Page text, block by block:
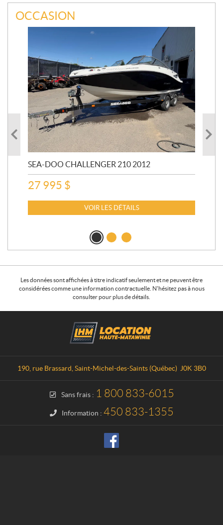
OCCASION
SEA-DOO CHALLENGER 210 2012
27 995 $
VOIR LES DÉTAILS
Les données sont affichées à titre indicatif seulement et ne peuvent être
considérées comme une information contractuelle. N'hésitez pas à nous
consulter pour plus de détails.
190, rue Brassard Saint-Michel-des-Saints(Québec) J0K 3B0
Sans frais : 1 800 833-6015
Information : 450 833-1355